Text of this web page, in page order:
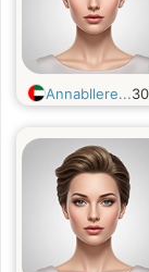
Annabllere...30